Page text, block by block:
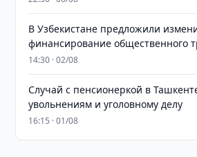
В Узбекистане предложили
финансирование общественного
14:30 · 02/08
Случай с пенсионеркой в
увольнениям и уголовному делу
16:15 · 01/08